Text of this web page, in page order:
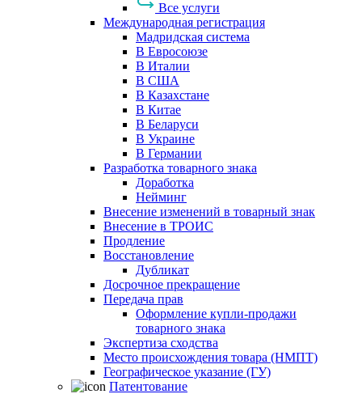
Все услуги
Международная регистрация
Мадридская система
В Евросоюзе
В Италии
В США
В Казахстане
В Китае
В Беларуси
В Украине
В Германии
Разработка товарного знака
Доработка
Нейминг
Внесение изменений в товарный знак
Внесение в ТРОИС
Продление
Восстановление
Дубликат
Досрочное прекращение
Передача прав
Оформление купли-продажи
товарного знака
Экспертиза сходства
Место происхождения товара (НМПТ)
Географическое указание (ГУ)
Патентование